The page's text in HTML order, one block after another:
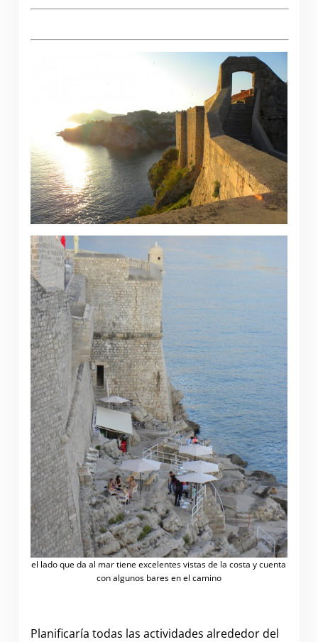
el lado que da al mar tiene excelentes vistas de la costa y cuenta
con algunos bares en el camino
Planificaría todas las actividades alrededor del